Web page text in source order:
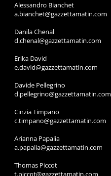
Alessandro Bianchet
a.bianchet@gazzettamatin.com
Danila Chenal
d.chenal@gazzettamatin.com
Erika David
e.david@gazzettamatin.com
Davide Pellegrino
d.pellegrino@gazzettamatin.com
Cinzia Timpano
c.timpano@gazzettamatin.com
Arianna Papalia
a.papalia@gazzettamatin.com
Thomas Piccot
t.piccot@gazzettamatin.com